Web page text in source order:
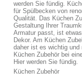
werden Sie fündig.
für Spülbecken von
Qualität. Das Küchen
Gestaltung Ihrer
Armatur passt, ist
Dekor. Am Küchen
daher ist es wichtig
Küchen Zubehör bei
Hier werden Sie fündig.
Küchen Zubehör